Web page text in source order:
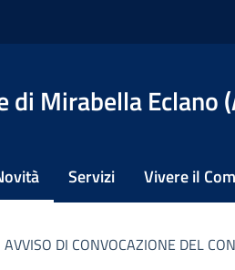
di Mirabella Eclano
Servizi Vivere il
AVVISO DI CONVOCAZIONE DEL